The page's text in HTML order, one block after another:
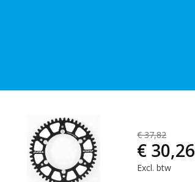
€ 37,82
€ 30,26
Excl. btw